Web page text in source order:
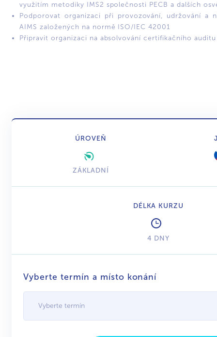
využitím metodiky IMS2 společnosti PECB a dalších
Podporovat organizaci při provozování, udržování a
AIMS založených na normě ISO/IEC 42001
Připravit organizaci na absolvování certifikačního
ÚROVEŇ
ZÁKLADNÍ
DÉLKA KURZU
4 DNY
Vyberte termín a místo konání
Vyberte termín